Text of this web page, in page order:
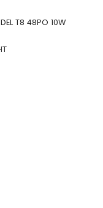
T8 48PO 10W